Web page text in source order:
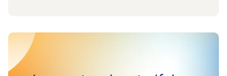
Vers l'article Physiothérapie: les partenaires tarifaires